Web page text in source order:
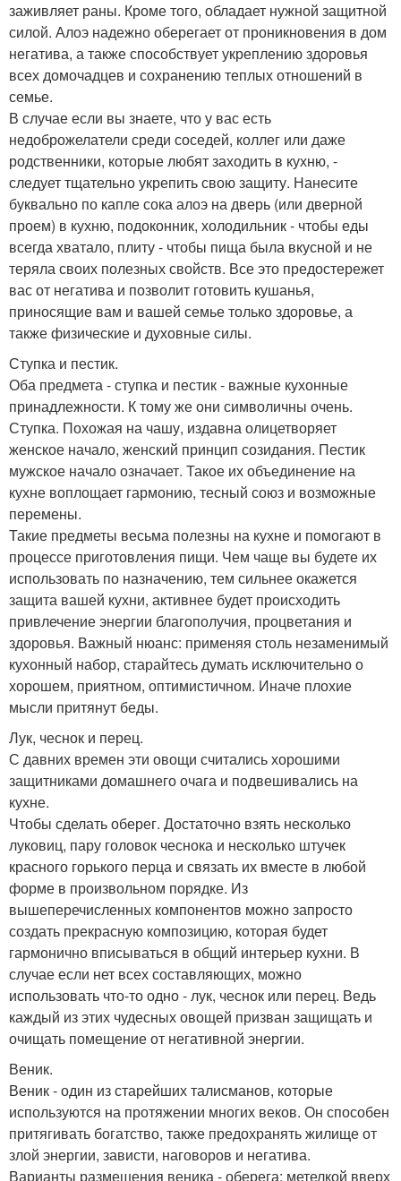
заживляет раны. Кроме того, обладает нужной защитной
силой. Алоэ надежно оберегает от проникновения в дом
негатива, а также способствует укреплению здоровья
всех домочадцев и сохранению теплых отношений в
семье.
В случае если вы знаете, что у вас есть
недоброжелатели среди соседей, коллег или даже
родственники, которые любят заходить в кухню, -
следует тщательно укрепить свою защиту. Нанесите
буквально по капле сока алоэ на дверь (или дверной
проем) в кухню, подоконник, холодильник - чтобы еды
всегда хватало, плиту - чтобы пища была вкусной и не
теряла своих полезных свойств. Все это предостережет
вас от негатива и позволит готовить кушанья,
приносящие вам и вашей семье только здоровье, а
также физические и духовные силы.
Ступка и пестик.
Оба предмета - ступка и пестик - важные кухонные
принадлежности. К тому же они символичны очень.
Ступка. Похожая на чашу, издавна олицетворяет
женское начало, женский принцип созидания. Пестик
мужское начало означает. Такое их объединение на
кухне воплощает гармонию, тесный союз и возможные
перемены.
Такие предметы весьма полезны на кухне и помогают в
процессе приготовления пищи. Чем чаще вы будете их
использовать по назначению, тем сильнее окажется
защита вашей кухни, активнее будет происходить
привлечение энергии благополучия, процветания и
здоровья. Важный нюанс: применяя столь незаменимый
кухонный набор, старайтесь думать исключительно о
хорошем, приятном, оптимистичном. Иначе плохие
мысли притянут беды.
Лук, чеснок и перец.
С давних времен эти овощи считались хорошими
защитниками домашнего очага и подвешивались на
кухне.
Чтобы сделать оберег. Достаточно взять несколько
луковиц, пару головок чеснока и несколько штучек
красного горького перца и связать их вместе в любой
форме в произвольном порядке. Из
вышеперечисленных компонентов можно запросто
создать прекрасную композицию, которая будет
гармонично вписываться в общий интерьер кухни. В
случае если нет всех составляющих, можно
использовать что-то одно - лук, чеснок или перец. Ведь
каждый из этих чудесных овощей призван защищать и
очищать помещение от негативной энергии.
Веник.
Веник - один из старейших талисманов, которые
используются на протяжении многих веков. Он способен
притягивать богатство, также предохранять жилище от
злой энергии, зависти, наговоров и негатива.
Варианты размещения веника - оберега: метелкой вверх